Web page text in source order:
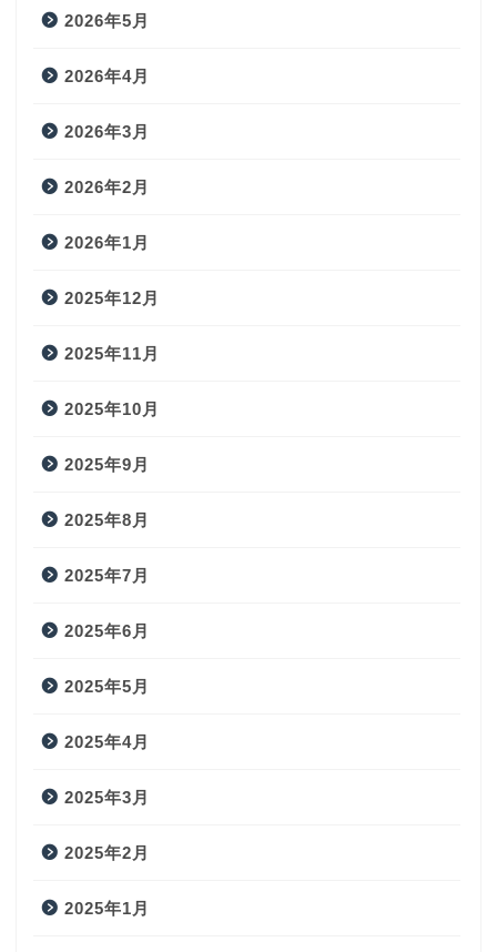
2026年5月
2026年4月
2026年3月
2026年2月
2026年1月
2025年12月
2025年11月
2025年10月
2025年9月
2025年8月
2025年7月
2025年6月
2025年5月
2025年4月
2025年3月
2025年2月
2025年1月